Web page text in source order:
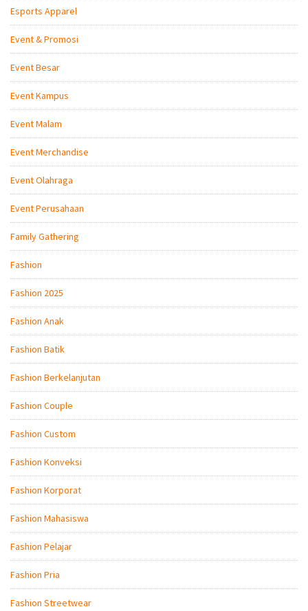
Esports Apparel
Event & Promosi
Event Besar
Event Kampus
Event Malam
Event Merchandise
Event Olahraga
Event Perusahaan
Family Gathering
Fashion
Fashion 2025
Fashion Anak
Fashion Batik
Fashion Berkelanjutan
Fashion Couple
Fashion Custom
Fashion Konveksi
Fashion Korporat
Fashion Mahasiswa
Fashion Pelajar
Fashion Pria
Fashion Streetwear